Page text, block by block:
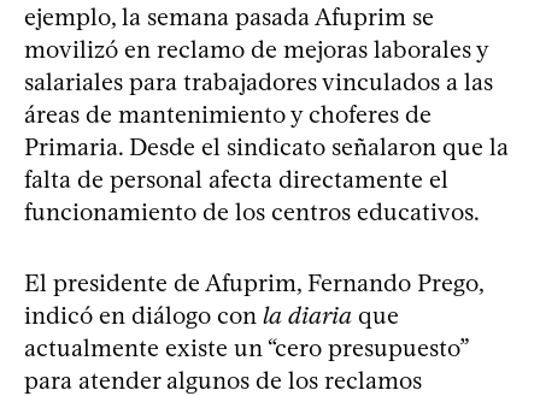
ejemplo, la semana pasada Afuprim se
movilizó en reclamo de mejoras laborales y
salariales para trabajadores vinculados a las
áreas de mantenimiento y choferes de
Primaria. Desde el sindicato señalaron que la
falta de personal afecta directamente el
funcionamiento de los centros educativos.
El presidente de Afuprim, Fernando Prego,
indicó en diálogo con la diaria que
actualmente existe un “cero presupuesto”
para atender algunos de los reclamos